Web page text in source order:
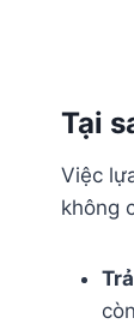
Tại
Việc
không